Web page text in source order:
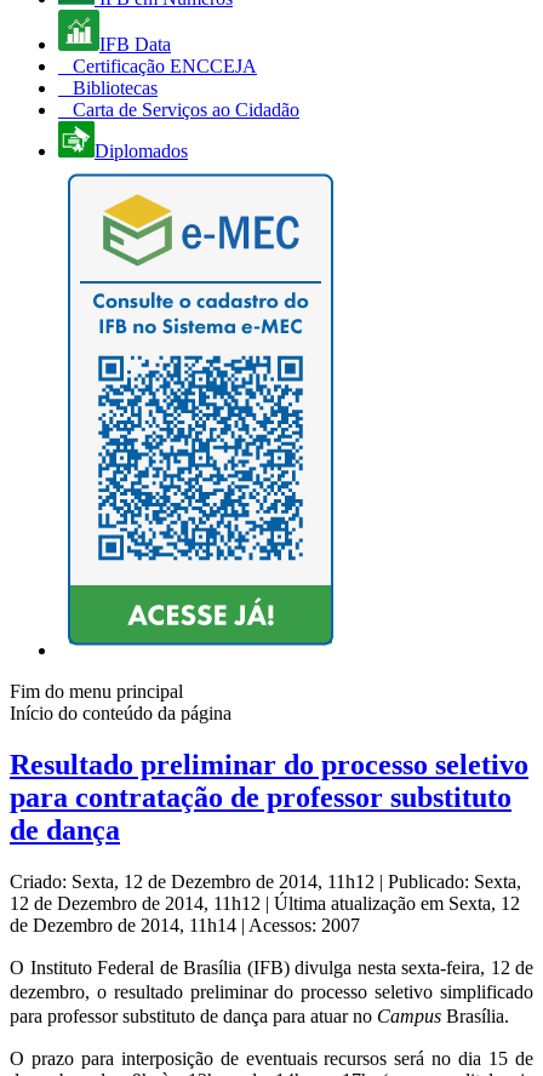
IFB Data
Certificação ENCCEJA
Bibliotecas
Carta de Serviços ao Cidadão
Diplomados
Fim do menu principal
Início do conteúdo da página
Resultado preliminar do processo seletivo
para contratação de professor substituto
de dança
Criado: Sexta, 12 de Dezembro de 2014, 11h12 | Publicado: Sexta,
12 de Dezembro de 2014, 11h12 | Última atualização em Sexta, 12
de Dezembro de 2014, 11h14 | Acessos: 2007
O Instituto Federal de Brasília (IFB) divulga nesta sexta-feira, 12 de
dezembro, o resultado preliminar do processo seletivo simplificado
para professor substituto de dança para atuar no Campus Brasília.
O prazo para interposição de eventuais recursos será no dia 15 de